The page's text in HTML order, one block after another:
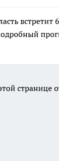
встретит
странице